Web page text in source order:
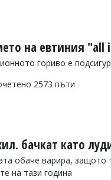
на евтиния "all
гориво е
2573 пъти
бачкат като
обаче варира, защото
на тази година